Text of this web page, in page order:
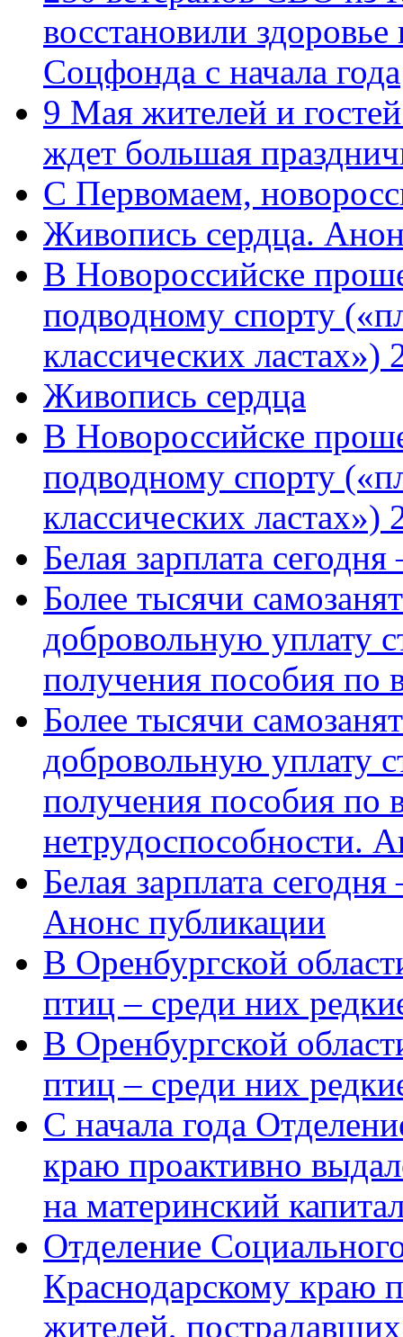
восстановили
Соцфонда с начала года
9 Мая жителей и
ждет большая
C Первомаем,
Живопись сердца.
В Новороссийске
подводному спорту
классических
Живопись сердца
В Новороссийске
подводному спорту
классических ластах»)
Белая зарплата
Более тысячи
добровольную уплату
получения пособия по
Более тысячи
добровольную уплату
получения пособия по
нетрудоспособности.
Белая зарплата
Анонс публикации
В Оренбургской
птиц – среди них
В Оренбургской
птиц – среди них
С начала года
краю проактивно
на материнский
Отделение
Краснодарскому краю
жителей,